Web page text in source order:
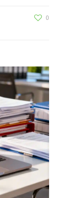
0